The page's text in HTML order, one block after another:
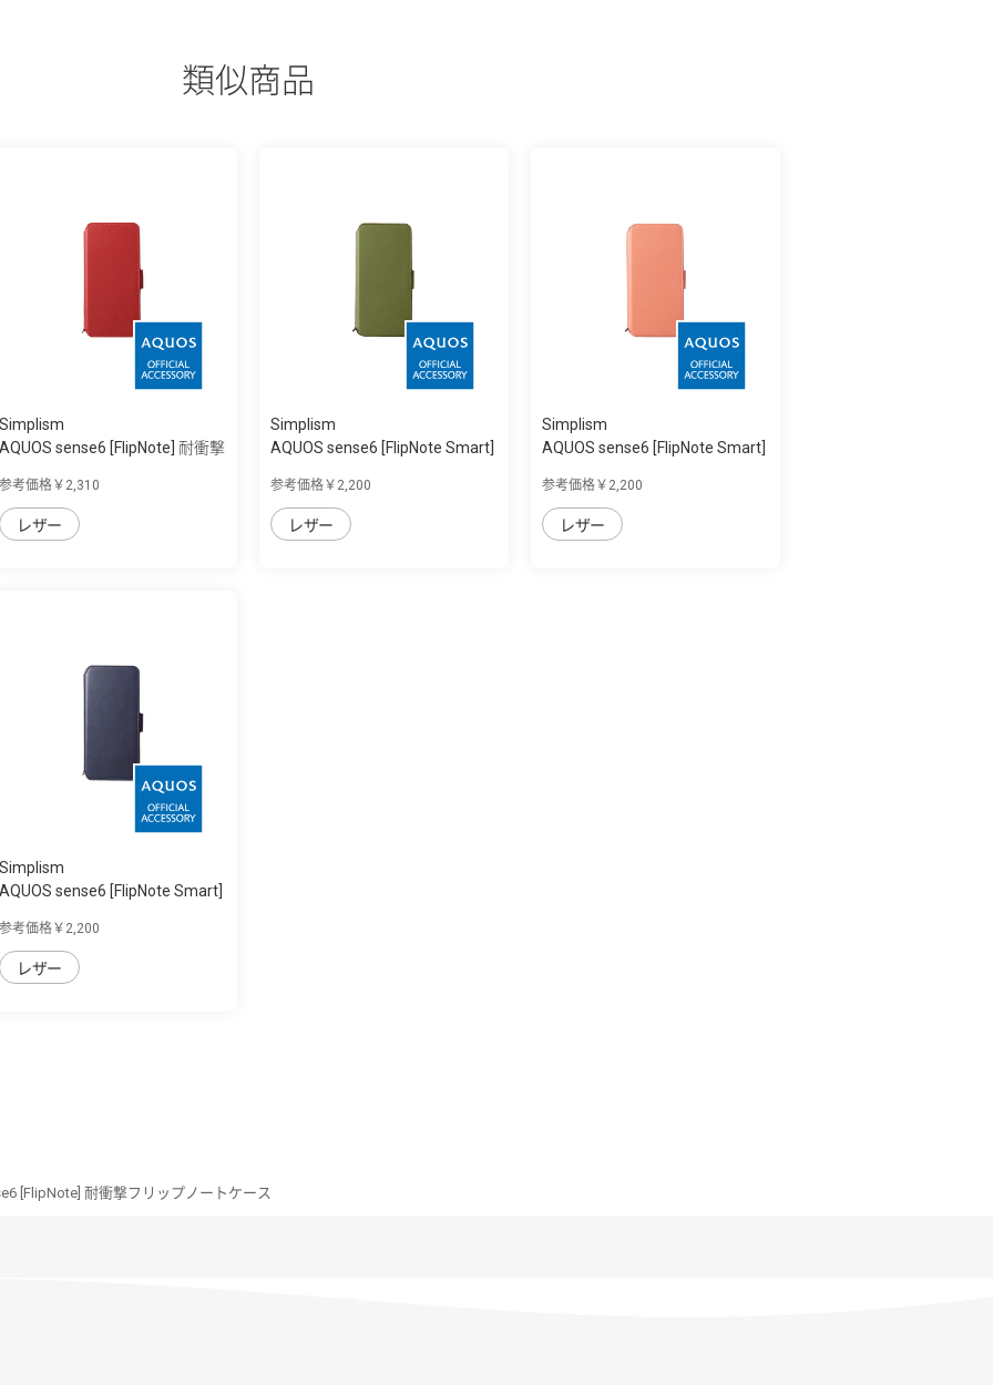
類似商品
Simplism
AQUOS sense6 [FlipNote] 耐衝撃
参考価格￥2,310
レザー
Simplism
AQUOS sense6 [FlipNote Smart]
参考価格￥2,200
レザー
Simplism
AQUOS sense6 [FlipNote Smart]
参考価格￥2,200
レザー
Simplism
AQUOS sense6 [FlipNote Smart]
参考価格￥2,200
レザー
[FlipNote] 耐衝撃フリップノートケース